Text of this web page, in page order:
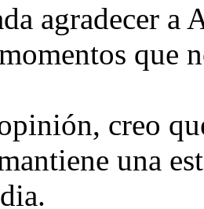
agradecer a
que
creo
una